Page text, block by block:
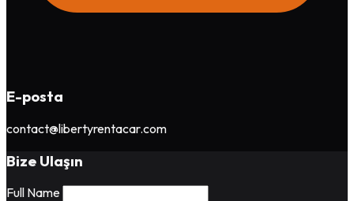
E-posta
contact@libertyrentacar.com
Bize Ulaşın
Full Name